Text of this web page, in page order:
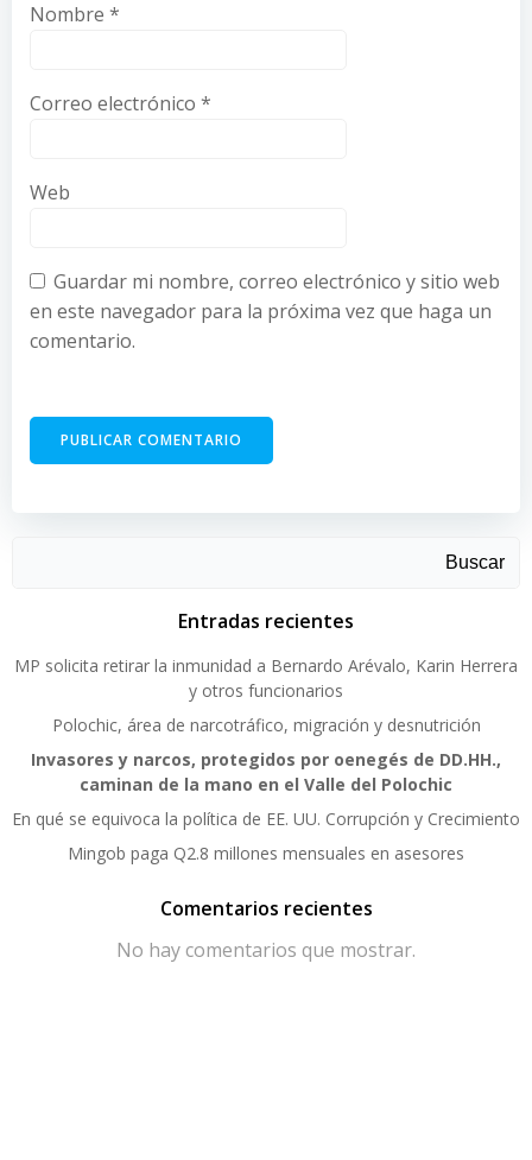
Nombre *
Correo electrónico *
Web
Guardar mi nombre, correo electrónico y sitio web
en este navegador para la próxima vez que haga un
comentario.
Buscar
Entradas recientes
MP solicita retirar la inmunidad a Bernardo Arévalo, Karin Herrera
y otros funcionarios
Polochic, área de narcotráfico, migración y desnutrición
Invasores y narcos, protegidos por oenegés de DD.HH.,
caminan de la mano en el Valle del Polochic
En qué se equivoca la política de EE. UU. Corrupción y Crecimiento
Mingob paga Q2.8 millones mensuales en asesores
Comentarios recientes
No hay comentarios que mostrar.